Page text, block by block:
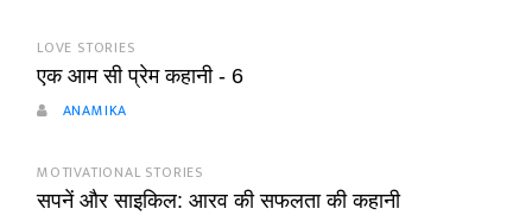
LOVE STORIES
एक आम सी प्रेम कहानी - 6
ANAMIKA
MOTIVATIONAL STORIES
सपनें और साइकिल: आरव की सफलता की कहानी